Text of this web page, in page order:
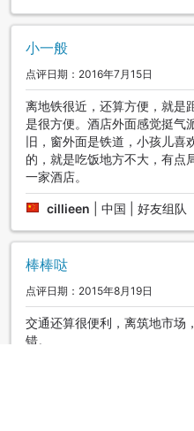
小一般
点评日期：2016年7月15日
离地铁很近，还算方便，就是
是很方便。酒店外面感觉挺气
旧，窗外面是铁道，小孩儿喜
的，就是吃饭地方不大，有点
一家酒店。
cillieen 中国 | 好友组队
棒棒哒
点评日期：2015年8月19日
交通还算很便利，离筑地市场
错。